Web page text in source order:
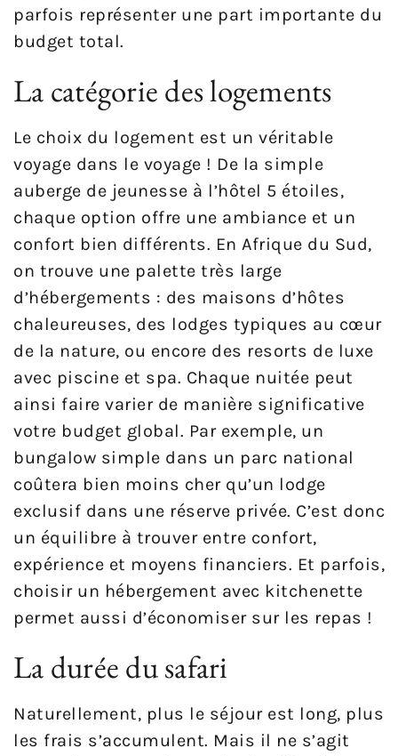
parfois représenter une part importante du
budget total.
La catégorie des logements
Le choix du logement est un véritable
voyage dans le voyage ! De la simple
auberge de jeunesse à l’hôtel 5 étoiles,
chaque option offre une ambiance et un
confort bien différents. En Afrique du Sud,
on trouve une palette très large
d’hébergements : des maisons d’hôtes
chaleureuses, des lodges typiques au cœur
de la nature, ou encore des resorts de luxe
avec piscine et spa. Chaque nuitée peut
ainsi faire varier de manière significative
votre budget global. Par exemple, un
bungalow simple dans un parc national
coûtera bien moins cher qu’un lodge
exclusif dans une réserve privée. C’est donc
un équilibre à trouver entre confort,
expérience et moyens financiers. Et parfois,
choisir un hébergement avec kitchenette
permet aussi d’économiser sur les repas !
La durée du safari
Naturellement, plus le séjour est long, plus
les frais s’accumulent. Mais il ne s’agit